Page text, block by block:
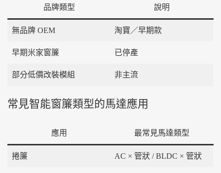
品牌類型 說明
無品牌 OEM 淘寶／早期款
早期米家窗簾 已停產
部分低價改裝模組 非主流
常見智能窗簾類型的馬達應用
應用 最常見馬達類型
捲簾 AC × 管狀 / BLDC × 管狀